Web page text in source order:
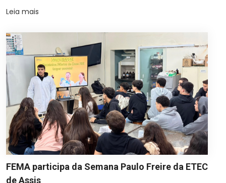
Leia mais
FEMA participa da Semana Paulo Freire da ETEC
de Assis